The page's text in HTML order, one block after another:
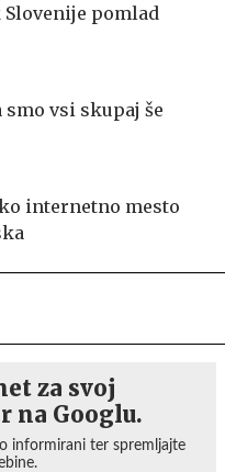
pomlad
vsi skupaj še
internetno mesto
za svoj
na Googlu.
informirani ter spremljajte